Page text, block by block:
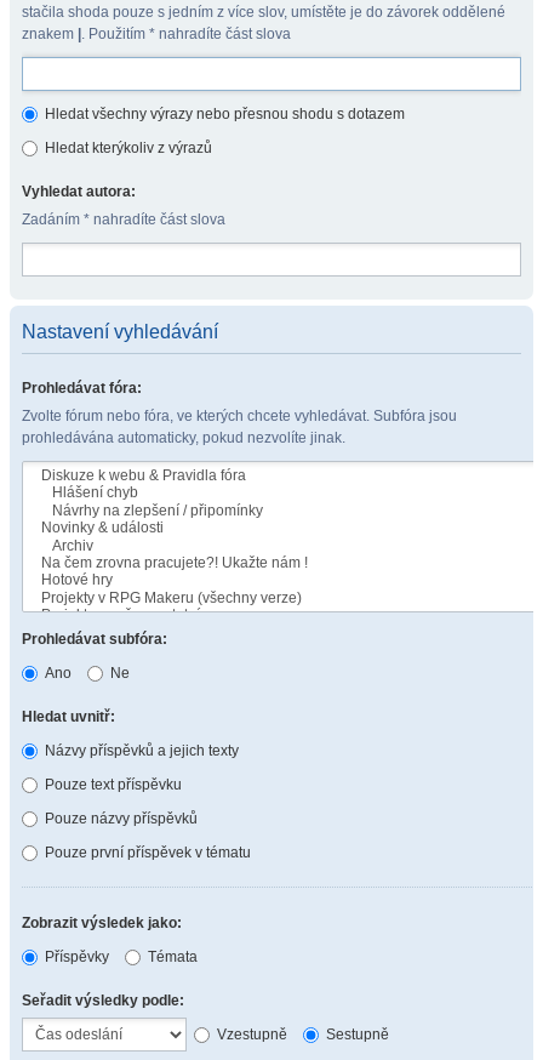
stačila shoda pouze s jedním z více slov, umístěte je do závorek oddělené
znakem . Použitím * nahradíte část slova
Hledat všechny výrazy nebo přesnou shodu s dotazem
Hledat kterýkoliv z výrazů
Vyhledat autora:
Zadáním * nahradíte část slova
Nastavení vyhledávání
Prohledávat fóra:
Zvolte fórum nebo fóra, ve kterých chcete vyhledávat. Subfóra jsou
prohledávána automaticky, pokud nezvolíte jinak.
Prohledávat subfóra:
Ano
Ne
Hledat uvnitř:
Názvy příspěvků a jejich texty
Pouze text příspěvku
Pouze názvy příspěvků
Pouze první příspěvek v tématu
Zobrazit výsledek jako:
Příspěvky
Témata
Seřadit výsledky podle:
Vzestupně
Sestupně